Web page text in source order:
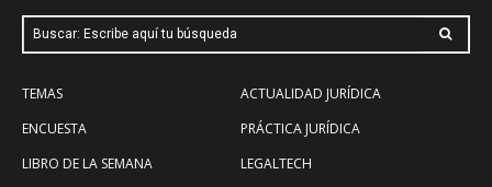
Buscar: Escribe aquí tu búsqueda
TEMAS
ENCUESTA
LIBRO DE LA SEMANA
ACTUALIDAD JURÍDICA
PRÁCTICA JURÍDICA
LEGALTECH